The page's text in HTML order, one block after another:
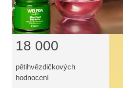
18 000
pětihvězdičkových
hodnocení